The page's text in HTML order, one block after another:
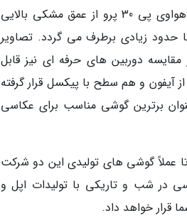
مقدار کنتراست و سیاهی تصویر در تصاویر ثبت شده در سیستم اتوماتیک گوشی هواوی پی 30 پرو از عمق مشکی بالایی
حدود زیادی برطرف می گردد. تصاویر
دوربین های حرفه ای نیز قابل
در سطحی بالاتر از آیفون و هم سطح با پیکسل قرار گرفته
و توانایی ثبت تصویر در تاریکی باعث شده تا پی30 به عنوان برترین گوشی مناسب برای عکاسی
عملاً گوشی های تولیدی این دو شرکت
در شب و تاریکی با تولیدات اپل و
قرار خواهد داد.